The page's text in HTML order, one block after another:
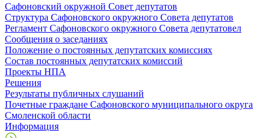
Сафоновский окружной Совет депутатов
Структура Сафоновского окружного Совета депутатов
Регламент Сафоновского окружного Совета депутатовел
Сообщения о заседаниях
Положение о постоянных депутатских комиссиях
Состав постоянных депутатских комиссий
Проекты НПА
Решения
Результаты публичных слушаний
Почетные граждане Сафоновского муниципального округа
Смоленской области
Информация